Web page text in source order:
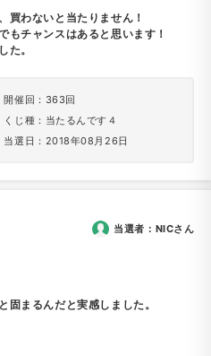
買わないと当たりません！
もチャンスはあると思います！
た。
開催回：363回
くじ種：当たるんです４
当選日：2018年08月26日
当選者： NICさん
固まるんだと実感しました。